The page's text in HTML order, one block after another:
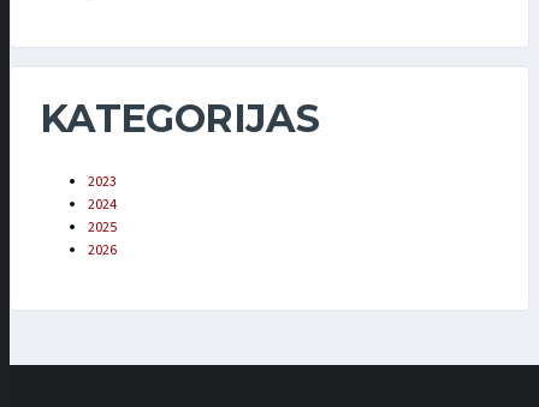
KATEGORIJAS
2023
2024
2025
2026